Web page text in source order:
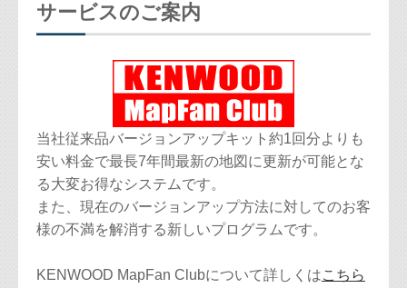
サービスのご案内
当社従来品バージョンアップキット約1回分よりも
安い料金で最長7年間最新の地図に更新が可能とな
る大変お得なシステムです。
また、現在のバージョンアップ方法に対してのお客
様の不満を解消する新しいプログラムです。
KENWOOD MapFan Clubについて詳しくはこちら